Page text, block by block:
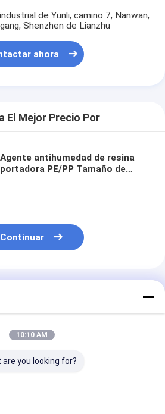
de Yunli, camino 7, Nanwan,
Shenzhen de Lianzhu
ahora
El Mejor Precio Por
Agente antihumedad de resina
portadora PE/PP Tamaño de
Continuar
10:10 AM
you looking for?